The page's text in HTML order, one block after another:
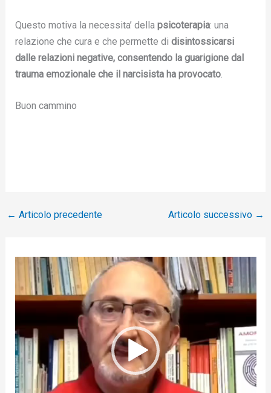
Questo motiva la necessita’ della psicoterapia: una
relazione che cura e che permette di disintossicarsi
dalle relazioni negative, consentendo la guarigione dal
trauma emozionale che il narcisista ha provocato.
Buon cammino
← Articolo precedente Articolo successivo →
d
o
P
l